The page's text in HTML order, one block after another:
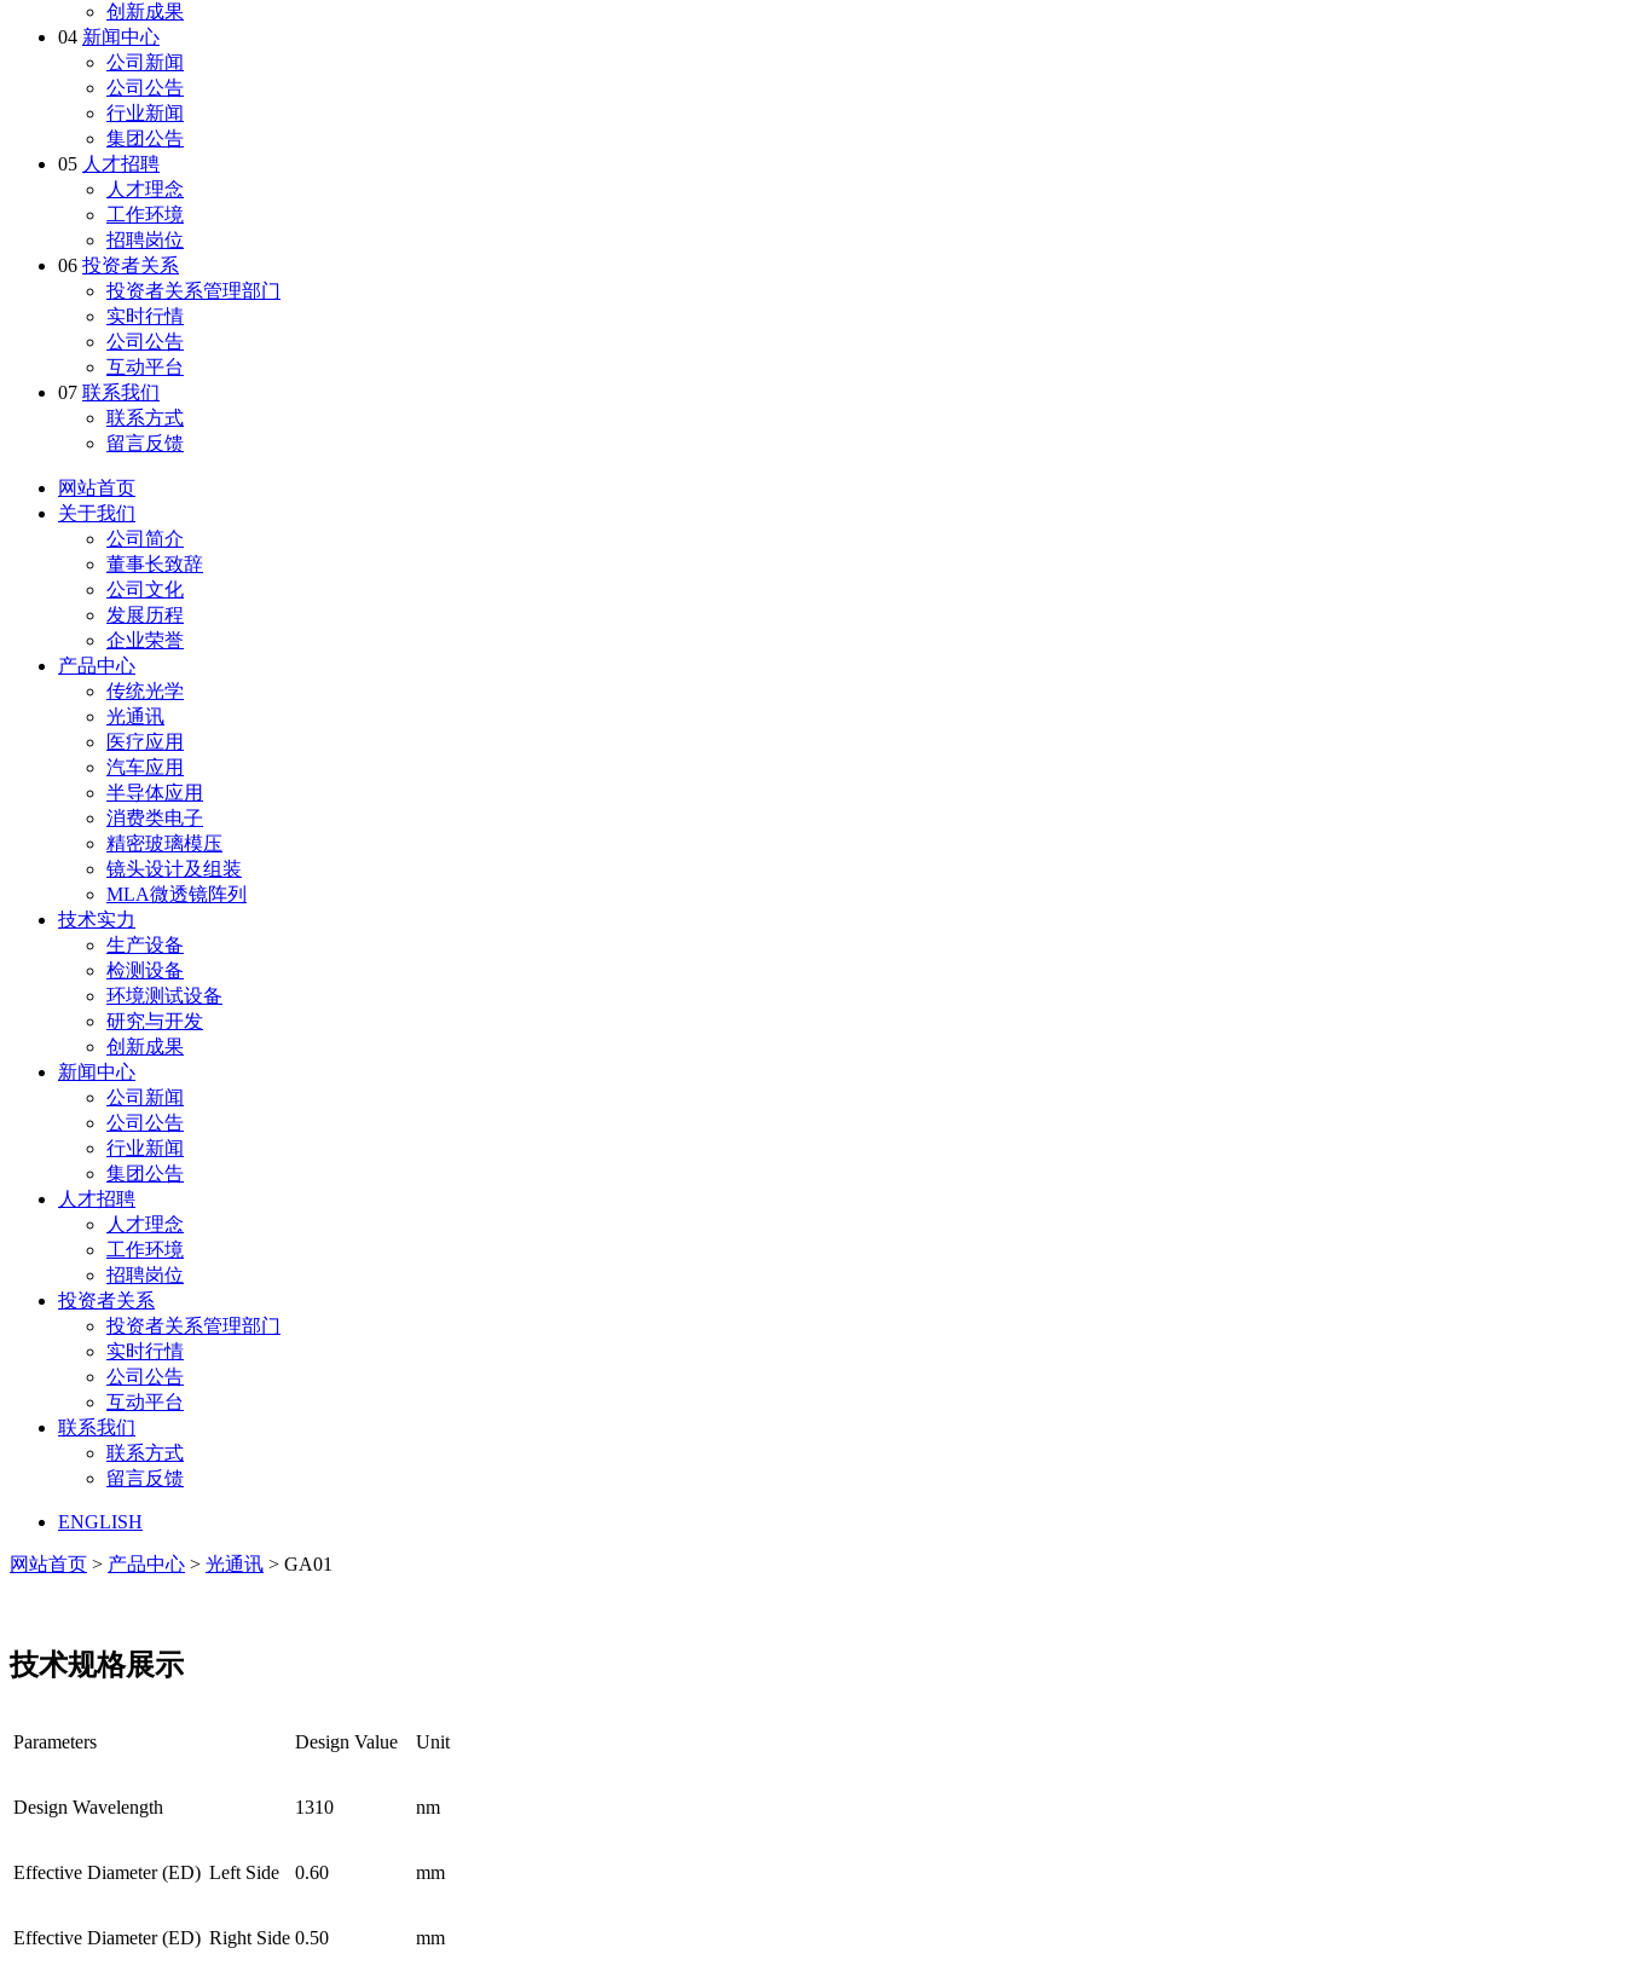
创新成果
04 新闻中心
公司新闻
公司公告
行业新闻
集团公告
05 人才招聘
人才理念
工作环境
招聘岗位
06 投资者关系
投资者关系管理部门
实时行情
公司公告
互动平台
07 联系我们
联系方式
留言反馈
网站首页
关于我们
公司简介
董事长致辞
公司文化
发展历程
企业荣誉
产品中心
传统光学
光通讯
医疗应用
汽车应用
半导体应用
消费类电子
精密玻璃模压
镜头设计及组装
MLA微透镜阵列
技术实力
生产设备
检测设备
环境测试设备
研究与开发
创新成果
新闻中心
公司新闻
公司公告
行业新闻
集团公告
人才招聘
人才理念
工作环境
招聘岗位
投资者关系
投资者关系管理部门
实时行情
公司公告
互动平台
联系我们
联系方式
留言反馈
ENGLISH
网站首页 > 产品中心 > 光通讯 > GA01
技术规格展示
Parameters Design Value Unit
Design Wavelength 1310 nm
Effective Diameter (ED) Left Side 0.60 mm
Effective Diameter (ED) Right Side 0.50 mm